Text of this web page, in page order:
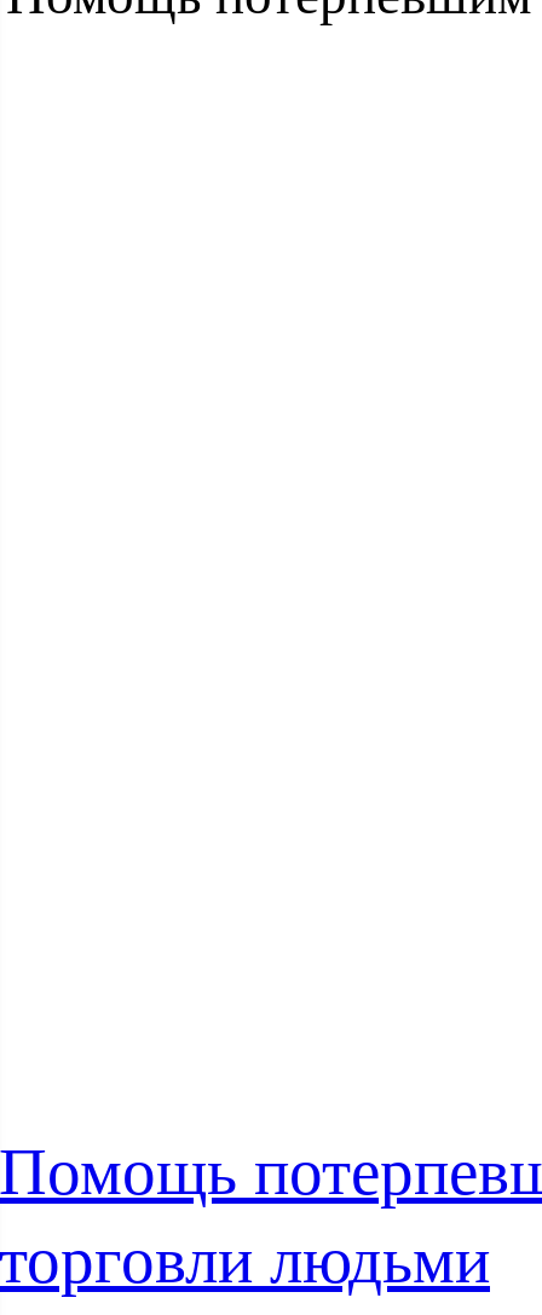
Помощь
торговли людьми